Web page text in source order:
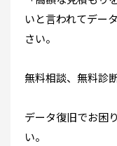
いと言われてデー
さい。
無料相談、無料診
データ復旧でお困
い。